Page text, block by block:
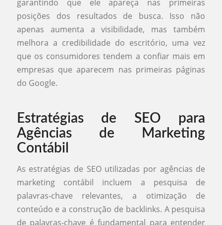
garantindo que ele apareça nas primeiras
posições dos resultados de busca. Isso não
apenas aumenta a visibilidade, mas também
melhora a credibilidade do escritório, uma vez
que os consumidores tendem a confiar mais em
empresas que aparecem nas primeiras páginas
do Google.
Estratégias de SEO para
Agências de Marketing
Contábil
As estratégias de SEO utilizadas por agências de
marketing contábil incluem a pesquisa de
palavras-chave relevantes, a otimização de
conteúdo e a construção de backlinks. A pesquisa
de palavras-chave é fundamental para entender